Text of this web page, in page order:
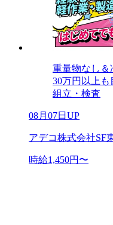
重量物なし＆
30万円以上
組立・検査
08月07日UP
アデコ株式会社SF
時給1,450円〜